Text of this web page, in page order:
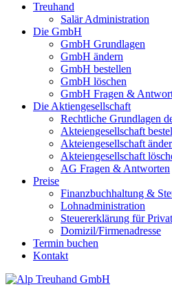
Treuhand
Salär Administration
Die GmbH
GmbH Grundlagen
GmbH ändern
GmbH bestellen
GmbH löschen
GmbH Fragen &
Die Aktiengesellschaft
Rechtliche Grundlagen
Akteiengesellschaft
Akteiengesellschaft
Akteiengesellschaft
AG Fragen & Antworten
Preise
Finanzbuchhaltung &
Lohnadministration
Steuererklärung für
Domizil/Firmenadresse
Termin buchen
Kontakt